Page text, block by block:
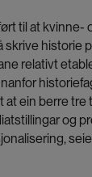
til at kvinne-
skrive historie
relativt
ein berre tre
og